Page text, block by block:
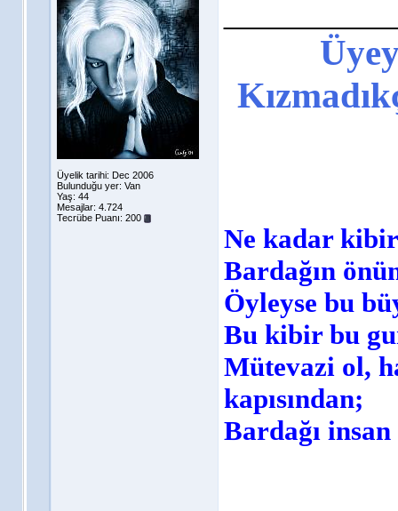
Üyelik tarihi: Dec 2006
Bulunduğu yer: Van
Yaş: 44
Mesajlar: 4.724
Tecrübe Puanı: 200
Ne kadar
Bardağın
Öyleyse bu
Bu kibir bu
Mütevazi ol,
kapısından;
Bardağı